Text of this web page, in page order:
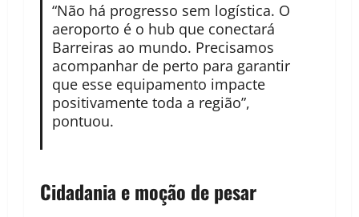
“Não há progresso sem logística. O
aeroporto é o hub que conectará
Barreiras ao mundo. Precisamos
acompanhar de perto para garantir
que esse equipamento impacte
positivamente toda a região”,
pontuou.
Cidadania e moção de pesar